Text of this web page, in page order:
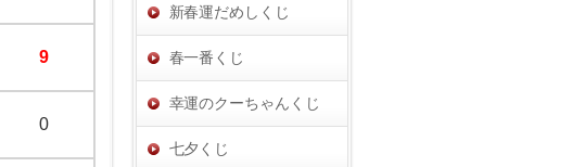
9
0
新春運だめしくじ
春一番くじ
幸運のクーちゃんくじ
七夕くじ